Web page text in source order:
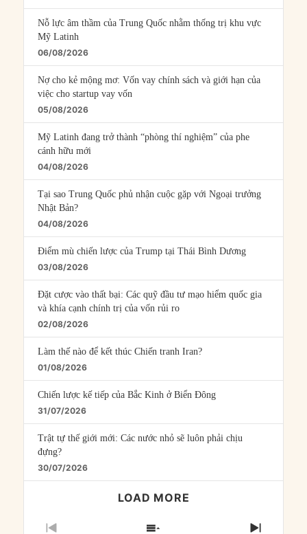
Nỗ lực âm thầm của Trung Quốc nhằm thống trị khu vực
Mỹ Latinh
06/08/2026
Nợ cho kẻ mộng mơ: Vốn vay chính sách và giới hạn của
việc cho startup vay vốn
05/08/2026
Mỹ Latinh đang trở thành “phòng thí nghiệm” của phe
cánh hữu mới
04/08/2026
Tại sao Trung Quốc phủ nhận cuộc gặp với Ngoại trưởng
Nhật Bản?
04/08/2026
Điểm mù chiến lược của Trump tại Thái Bình Dương
03/08/2026
Đặt cược vào thất bại: Các quỹ đầu tư mạo hiểm quốc gia
và khía cạnh chính trị của vốn rủi ro
02/08/2026
Làm thế nào để kết thúc Chiến tranh Iran?
01/08/2026
Chiến lược kế tiếp của Bắc Kinh ở Biển Đông
31/07/2026
Trật tự thế giới mới: Các nước nhỏ sẽ luôn phải chịu
đựng?
30/07/2026
LOAD MORE